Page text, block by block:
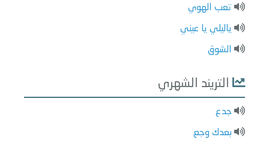
تعب الهوي
ياليلي يا عيني
الشوق
التريند الشهري
جدع
بعدك وجع